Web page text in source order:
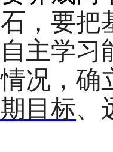
，要把
主学习
况，确
目标、